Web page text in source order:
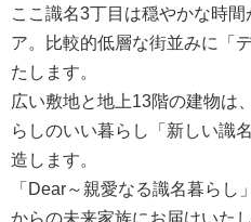
ここ識名3丁目は穏やかな時
ア。比較的低層な街並みに「
たします。
広い敷地と地上13階の建物は
らしのいい暮らし「新しい識
造します。
「Dear～親愛なる識名暮ら
からの未来家族にお届けいたし